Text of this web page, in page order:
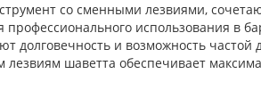
со сменными лезвиями,
профессионального использования в
долговечность и возможность
шаветта обеспечивает